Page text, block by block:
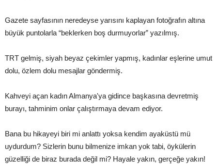
Gazete sayfasının neredeyse yarısını kaplayan fotoğrafın altına
büyük puntolarla “beklerken boş durmuyorlar” yazılmış.
TRT gelmiş, siyah beyaz çekimler yapmış, kadınlar eşlerine umut
dolu, özlem dolu mesajlar göndermiş.
Kahveyi açan kadın Almanya'ya gidince başkasına devretmiş
burayı, tahminim onlar çalıştırmaya devam ediyor.
Bana bu hikayeyi biri mi anlattı yoksa kendim ayaküstü mü
uydurdum? Sizlerin bunu bilmenize imkan yok tabi, öykülerin
güzelliği de biraz burada değil mi? Hayale yakın, gerçeğe yakın!